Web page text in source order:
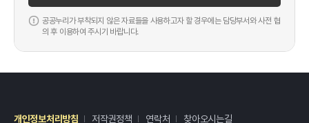
공공누리가 부착되지 않은 자료들을 사용하고자 할 경우에는 담당부서와 사전 협
의 후 이용하여 주시기 바랍니다.
개인정보처리방침 저작권정책 연락처 찾아오시는길